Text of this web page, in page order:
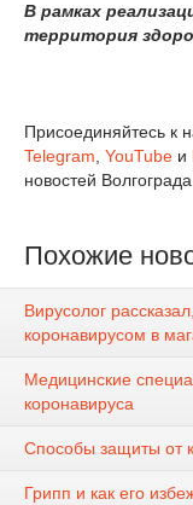
В рамках
территория
Присоединяйтесь к
Telegram YouTube и
новостей
Похожие
Вирусолог
коронавирусом в
Медицинские
коронавируса
Способы защиты от
Грипп и как его